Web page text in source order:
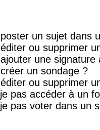
un sujet dans
ou supprimer
une signature
un sondage ?
ou supprimer
pas accéder à un
pas voter dans un